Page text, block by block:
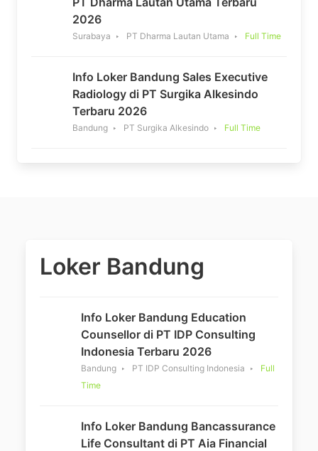
2026
Surabaya PT Dharma Lautan Utama Full Time
Info Loker Bandung Sales Executive
Radiology di PT Surgika Alkesindo
Terbaru 2026
Bandung PT Surgika Alkesindo Full Time
Loker Bandung
Info Loker Bandung Education
Counsellor di PT IDP Consulting
Indonesia Terbaru 2026
Bandung PT IDP Consulting Indonesia
Full
Time
Info Loker Bandung Bancassurance
Life Consultant di PT Aia Financial